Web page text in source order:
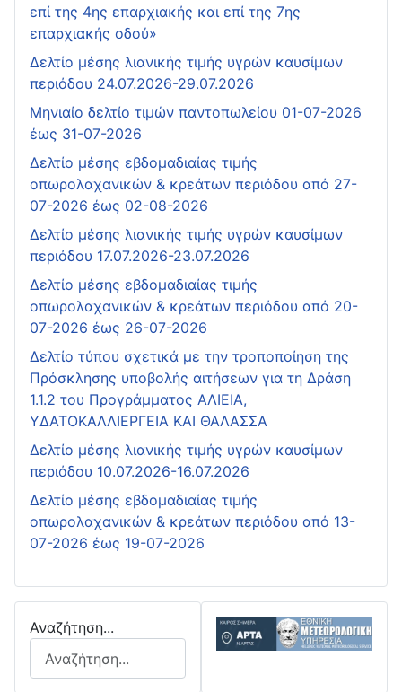
επί της 4ης επαρχιακής και επί της 7ης
επαρχιακής οδού»
Δελτίο μέσης λιανικής τιμής υγρών καυσίμων
περιόδου 24.07.2026-29.07.2026
Μηνιαίο δελτίο τιμών παντοπωλείου 01-07-2026
έως 31-07-2026
Δελτίο μέσης εβδομαδιαίας τιμής
οπωρολαχανικών & κρεάτων περιόδου από 27-
07-2026 έως 02-08-2026
Δελτίο μέσης λιανικής τιμής υγρών καυσίμων
περιόδου 17.07.2026-23.07.2026
Δελτίο μέσης εβδομαδιαίας τιμής
οπωρολαχανικών & κρεάτων περιόδου από 20-
07-2026 έως 26-07-2026
Δελτίο τύπου σχετικά με την τροποποίηση της
Πρόσκλησης υποβολής αιτήσεων για τη Δράση
1.1.2 του Προγράμματος ΑΛΙΕΙΑ,
ΥΔΑΤΟΚΑΛΛΙΕΡΓΕΙΑ ΚΑΙ ΘΑΛΑΣΣΑ
Δελτίο μέσης λιανικής τιμής υγρών καυσίμων
περιόδου 10.07.2026-16.07.2026
Δελτίο μέσης εβδομαδιαίας τιμής
οπωρολαχανικών & κρεάτων περιόδου από 13-
07-2026 έως 19-07-2026
Αναζήτηση...